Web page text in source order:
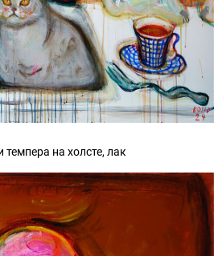
на холсте, лак